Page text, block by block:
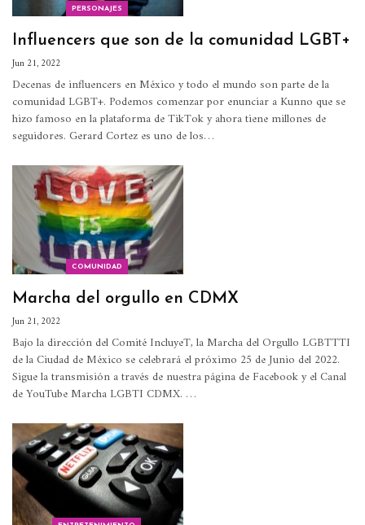
PERSONAJES
Influencers que son de la comunidad LGBT+
Jun 21, 2022
Decenas de influencers en México y todo el mundo son parte de la
comunidad LGBT+. Podemos comenzar por enunciar a Kunno que se
hizo famoso en la plataforma de TikTok y ahora tiene millones de
seguidores. Gerard Cortez es uno de los…
COMUNIDAD
Marcha del orgullo en CDMX
Jun 21, 2022
Bajo la dirección del Comité IncluyeT, la Marcha del Orgullo LGBTTTI
de la Ciudad de México se celebrará el próximo 25 de Junio del 2022.
Sigue la transmisión a través de nuestra página de Facebook y el Canal
de YouTube Marcha LGBTI CDMX. …